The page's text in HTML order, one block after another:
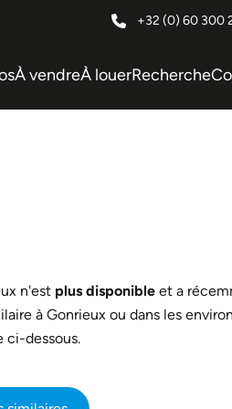
+32 (0) 60 300
À vendreÀ louerRecherche
n'est plus disponible et a
à Gonrieux ou dans les
ci-dessous.